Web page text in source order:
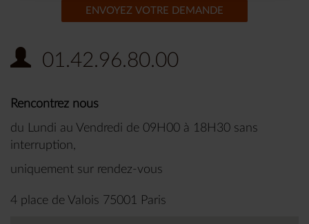
ENVOYEZ VOTRE DEMANDE
01.42.96.80.00
Rencontrez nous
du Lundi au Vendredi de 09H00 à 18H30 sans
interruption,
uniquement sur rendez-vous
4 place de Valois 75001 Paris